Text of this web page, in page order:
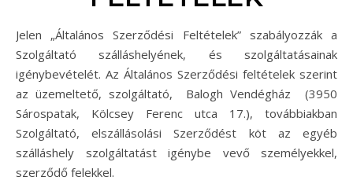
Jelen „Általános Szerződési Feltételek” szabályozzák a
Szolgáltató szálláshelyének, és szolgáltatásainak
igénybevételét. Az Általános Szerződési feltételek szerint
az üzemeltető, szolgáltató, Balogh Vendégház (3950
Sárospatak, Kölcsey Ferenc utca 17.), továbbiakban
Szolgáltató, elszállásolási Szerződést köt az egyéb
szálláshely szolgáltatást igénybe vevő személyekkel,
szerződő felekkel.